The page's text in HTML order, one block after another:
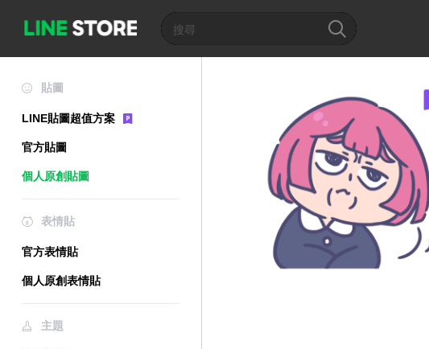
貼圖
LINE貼圖超值方案
官方貼圖
個人原創貼圖
表情貼
官方表情貼
個人原創表情貼
主題